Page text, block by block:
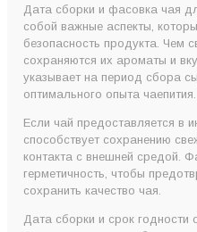
Дата сборки и фасовка чая
собой важные аспекты,
безопасность продукта. Чем
сохраняются их ароматы и
указывает на период сбора
оптимального опыта чаепития.
Если чай предоставляется в
способствует сохранению
контакта с внешней средой.
герметичность, чтобы
сохранить качество чая.
Дата сборки и срок годности